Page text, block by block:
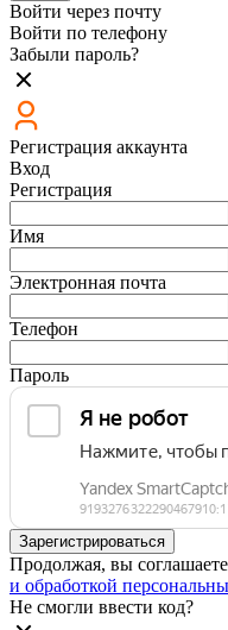
Войти через почту
Войти по телефону
Забыли пароль?
Регистрация аккаунта
Вход
Регистрация
Имя
Электронная почта
Телефон
Пароль
Зарегистрироваться
Продолжая, вы
и обработкой
Не смогли ввести код?